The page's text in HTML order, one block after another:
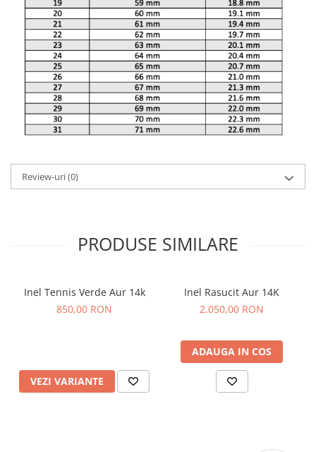
Review-uri(0)
PRODUSE SIMILARE
Inel Tennis Verde Aur 14k
850,00 RON
VEZI VARIANTE
Inel Rasucit Aur 14K
2.050,00 RON
ADAUGA IN COS